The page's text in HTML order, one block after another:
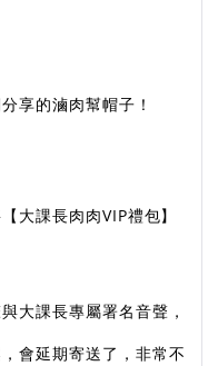
享的滷肉幫帽子！
大課長肉肉VIP禮包】
大課長專屬署名音聲，
會延期寄送了，非常不